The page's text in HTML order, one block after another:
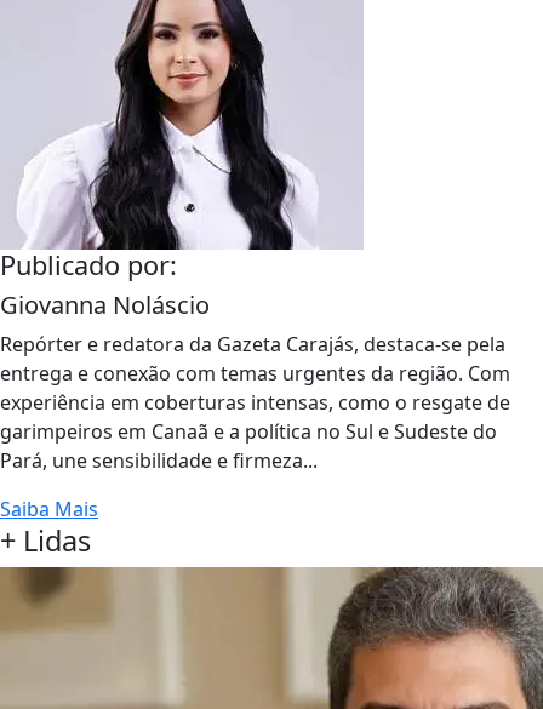
Publicado por:
Giovanna Noláscio
Repórter e redatora da Gazeta Carajás, destaca-se pela
entrega e conexão com temas urgentes da região. Com
experiência em coberturas intensas, como o resgate de
garimpeiros em Canaã e a política no Sul e Sudeste do
Pará, une sensibilidade e firmeza...
Saiba Mais
+ Lidas